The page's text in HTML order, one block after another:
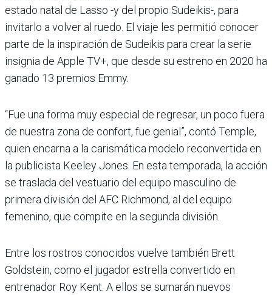
estado natal de Lasso -y del propio Sudeikis-, para
invitarlo a volver al ruedo. El viaje les permitió conocer
parte de la inspiración de Sudeikis para crear la serie
insignia de Apple TV+, que desde su estreno en 2020 ha
ganado 13 premios Emmy.
“Fue una forma muy especial de regresar, un poco fuera
de nuestra zona de confort, fue genial”, contó Temple,
quien encarna a la carismática modelo reconvertida en
la publicista Keeley Jones. En esta temporada, la acción
se traslada del vestuario del equipo masculino de
primera división del AFC Richmond, al del equipo
femenino, que compite en la segunda división.
Entre los rostros conocidos vuelve también Brett
Goldstein, como el jugador estrella convertido en
entrenador Roy Kent. A ellos se sumarán nuevos